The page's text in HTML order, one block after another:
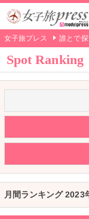
女子旅プレス 誰とで
Spot Ranking
月間ランキング